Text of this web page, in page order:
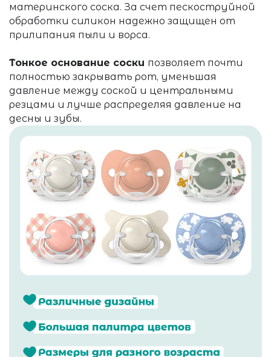
материнского соска. За счет пескоструйной
обработки силикон надежно защищен от
прилипания пыли и ворса.
Тонкое основание соски позволяет почти
полностью закрывать рот, уменьшая
давление между соской и центральными
резцами и лучше распределяя давление на
десны и зубы.